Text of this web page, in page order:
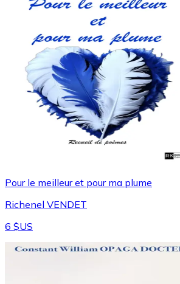
Pour le meilleur et pour ma plume
Richenel VENDET
6 $US